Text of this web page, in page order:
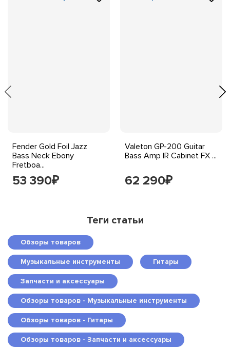
Fender Gold Foil Jazz
Bass Neck Ebony
Fretboa...
53 390₽
Valeton GP-200 Guitar
Bass Amp IR Cabinet FX ...
62 290₽
Теги статьи
Обзоры товаров
Музыкальные инструменты Гитары
Запчасти и аксессуары
Обзоры товаров - Музыкальные инструменты
Обзоры товаров - Гитары
Обзоры товаров - Запчасти и аксессуары